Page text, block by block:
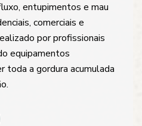
entupimentos e mau
comerciais e
por profissionais
equipamentos
toda a gordura acumulada